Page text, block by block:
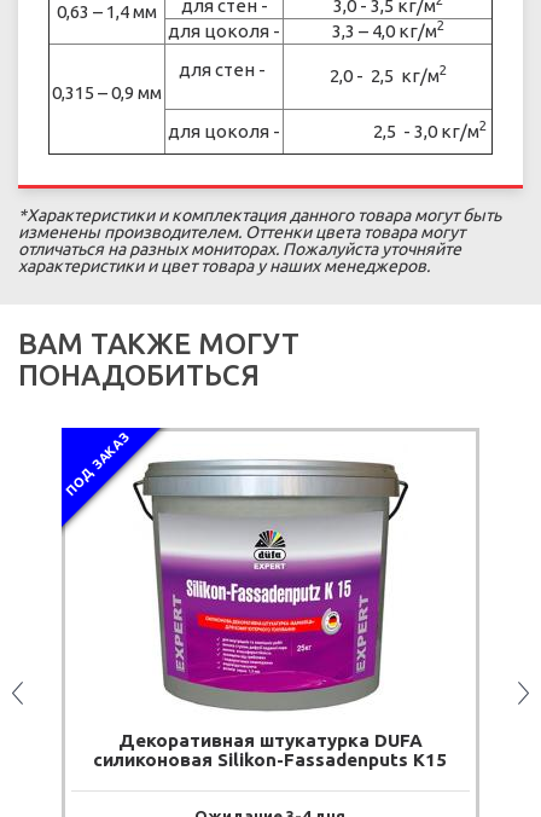
0,63 – 1,4 мм для стен - 3,0 - 3,5 кг/м
для цоколя - 3,3 – 4,0 кг/м2
0,315 – 0,9 мм
для стен - 2,0 - 2,5 кг/м2
для цоколя - 2,5 - 3,0 кг/м2
*Характеристики и комплектация данного товара могут быть
изменены производителем. Оттенки цвета товара могут
отличаться на разных мониторах. Пожалуйста уточняйте
характеристики и цвет товара у наших менеджеров.
ВАМ ТАКЖЕ МОГУТ
ПОНАДОБИТЬСЯ
Декоративная штукатурка DUFA
силиконовая Silikon-Fassadenputs K15
П
О
С
Т
А
В
К
И
П
Р
Е
К
Р
А
Щ
Е
Н